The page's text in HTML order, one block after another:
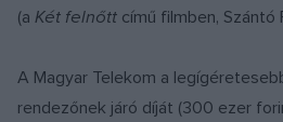
(a Két felnőtt című filmben, Szántó
A Magyar Telekom a
rendezőnek járó díját (300 ezer